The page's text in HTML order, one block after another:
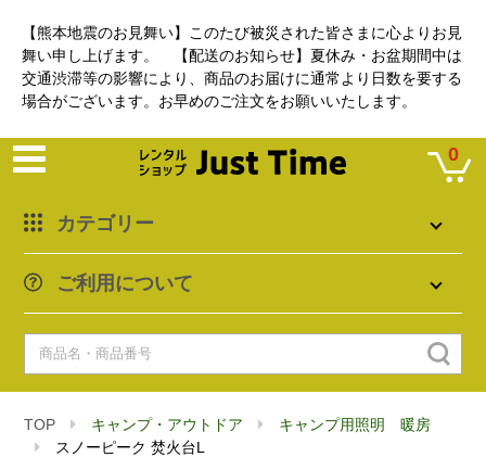
【熊本地震のお見舞い】このたび被災された皆さまに心よりお見
舞い申し上げます。 【配送のお知らせ】夏休み・お盆期間中は
交通渋滞等の影響により、商品のお届けに通常より日数を要する
場合がございます。お早めのご注文をお願いいたします。
カテゴリー
ご利用について
0
TOP キャンプ・アウトドア
キャンプ用照明 暖房
スノーピーク 焚火台L